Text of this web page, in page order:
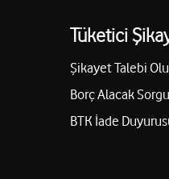
Tüketici
Şikayet Talebi
Borç Alacak
BTK İade